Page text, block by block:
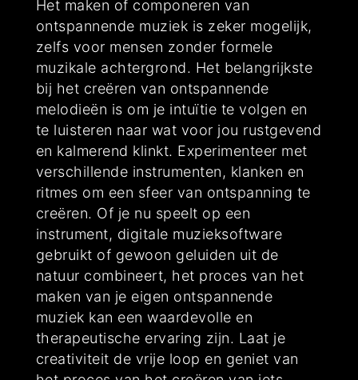
Het maken of componeren van
ontspannende muziek is zeker mogelijk,
zelfs voor mensen zonder formele
muzikale achtergrond. Het belangrijkste
bij het creëren van ontspannende
melodieën is om je intuïtie te volgen en
te luisteren naar wat voor jou rustgevend
en kalmerend klinkt. Experimenteer met
verschillende instrumenten, klanken en
ritmes om een sfeer van ontspanning te
creëren. Of je nu speelt op een
instrument, digitale muzieksoftware
gebruikt of gewoon geluiden uit de
natuur combineert, het proces van het
maken van je eigen ontspannende
muziek kan een waardevolle en
therapeutische ervaring zijn. Laat je
creativiteit de vrije loop en geniet van